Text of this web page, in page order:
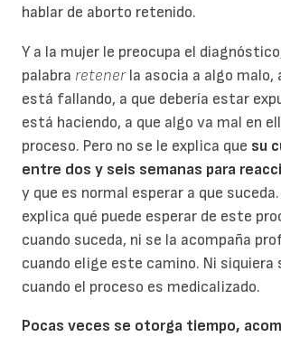
hablar de aborto retenido.
Y a la mujer le preocupa el
palabra retenerla asocia a algo malo,
está fallando, a que debería estar
está haciendo, a que algo va mal en
proceso. Pero no se le explica que su
entre dos y seis semanas para
y que es normal esperar a que
explica qué puede esperar de este
cuando suceda, ni se la acompaña
cuando elige este camino. Ni siquiera
cuando el proceso es medicalizado.
Pocas veces se otorga tiempo,